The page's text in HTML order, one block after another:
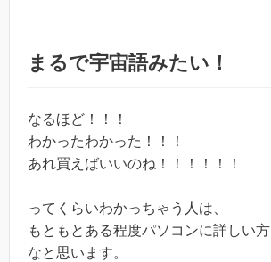
まるで宇宙語みたい！
なるほど！！！
わかったわかった！！！
あれ買えばいいのね！！！！！！
ってくらいわかっちゃう人は、
もともとある程度パソコンに詳しい
なと思います。